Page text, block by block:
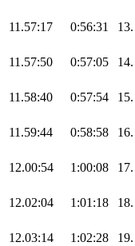
11.57:17 0:56:31 13.
11.57:50 0:57:05 14.
11.58:40 0:57:54 15.
11.59:44 0:58:58 16.
12.00:54 1:00:08 17.
12.02:04 1:01:18 18.
12.03:14 1:02:28 19.